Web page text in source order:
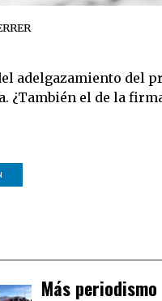
el de la
Más periodismo